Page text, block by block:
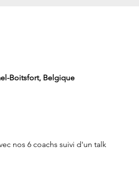
Boitsfort, Belgique
nos 6 coachs suivi d'un talk